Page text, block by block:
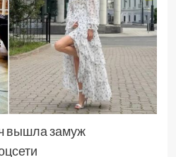
вышла замуж